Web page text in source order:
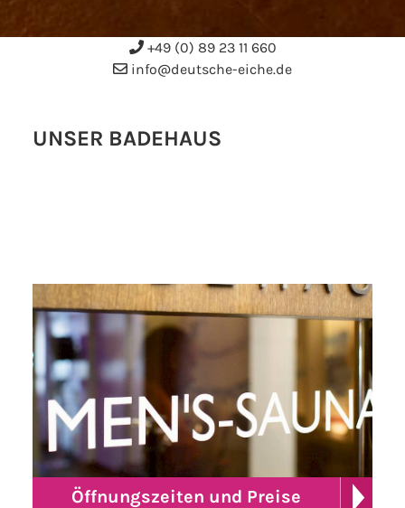
+49 (0) 89 23 11 660
info@deutsche-eiche.de
UNSER BADEHAUS
Öffnungszeiten und Preise